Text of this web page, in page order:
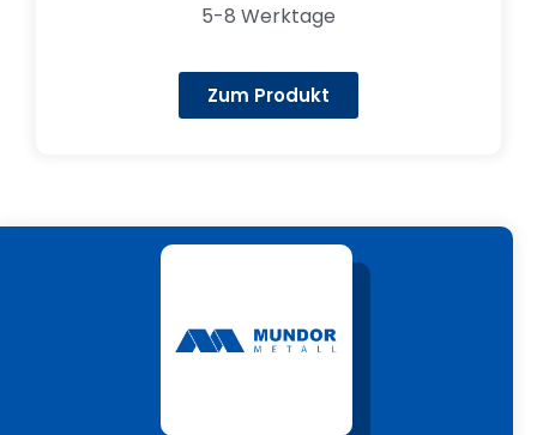
5-8 Werktage
Zum Produkt